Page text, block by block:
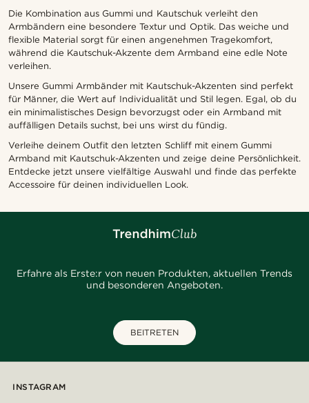
Die Kombination aus Gummi und Kautschuk verleiht den
Armbändern eine besondere Textur und Optik. Das weiche und
flexible Material sorgt für einen angenehmen Tragekomfort,
während die Kautschuk-Akzente dem Armband eine edle Note
verleihen.
Unsere Gummi Armbänder mit Kautschuk-Akzenten sind perfekt
für Männer, die Wert auf Individualität und Stil legen. Egal, ob du
ein minimalistisches Design bevorzugst oder ein Armband mit
auffälligen Details suchst, bei uns wirst du fündig.
Verleihe deinem Outfit den letzten Schliff mit einem Gummi
Armband mit Kautschuk-Akzenten und zeige deine Persönlichkeit.
Entdecke jetzt unsere vielfältige Auswahl und finde das perfekte
Accessoire für deinen individuellen Look.
Erfahre als Erste:r von neuen Produkten, aktuellen Trends
und besonderen Angeboten.
BEITRETEN
INSTAGRAM